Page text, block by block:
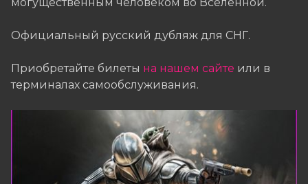
Официальный русский дубляж для СНГ.
Приобретайте билеты на нашем сайте или в
терминалах самообслуживания.